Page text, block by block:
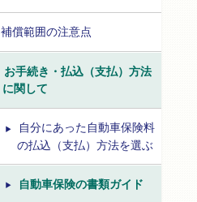
補償範囲の注意点
お手続き・払込（支払）方法
に関して
自分にあった自動車保険料
の払込（支払）方法を選ぶ
自動車保険の書類ガイド